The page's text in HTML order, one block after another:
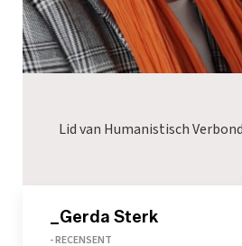
Lid van Humanistisch
_Gerda Sterk
- RECENSENT